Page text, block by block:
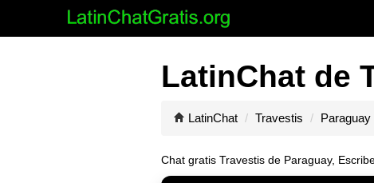
LatinChat de
LatinChat Travestis Paraguay
Chat gratis Travestis de Paraguay,